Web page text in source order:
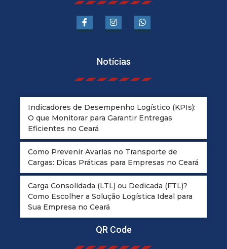
Notícias
Indicadores de Desempenho Logístico (KPIs):
O que Monitorar para Garantir Entregas
Eficientes no Ceará
Como Prevenir Avarias no Transporte de
Cargas: Dicas Práticas para Empresas no Ceará
Carga Consolidada (LTL) ou Dedicada (FTL)?
Como Escolher a Solução Logística Ideal para
Sua Empresa no Ceará
QR Code